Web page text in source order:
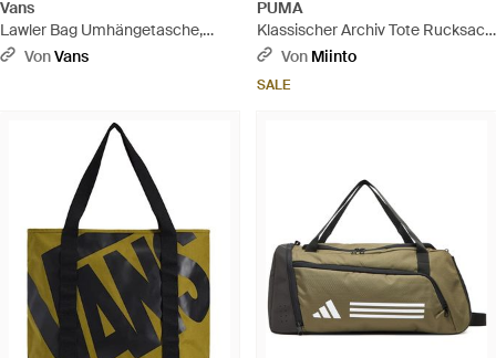
Vans
Lawler Bag Umhängetasche,
Herren, Größe - Schwarz
VonVans
PUMA
Klassischer Archiv Tote Rucksack
Schwarz - Schwarz
Von Miinto
SALE